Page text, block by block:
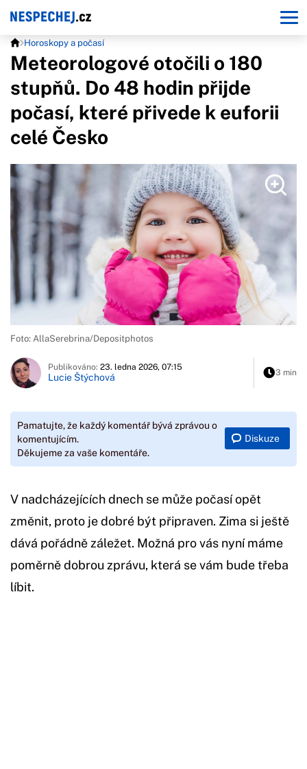
Horoskopy a počasí
Meteorologové otočili o 180
stupňů. Do 48 hodin přijde
počasí, které přivede k euforii
celé Česko
Foto: AllaSerebrina/Depositphotos
Publikováno: 23. ledna 2026, 07:15
Lucie Štýchová 3 min
Pamatujte, že každý komentář bývá zprávou o
komentujícím.
Děkujeme za vaše komentáře.
Diskuze
V nadcházejících dnech se může počasí opět
změnit, proto je dobré být připraven. Zima si ještě
dává pořádně záležet. Možná pro vás nyní máme
poměrně dobrou zprávu, která se vám bude třeba
líbit.